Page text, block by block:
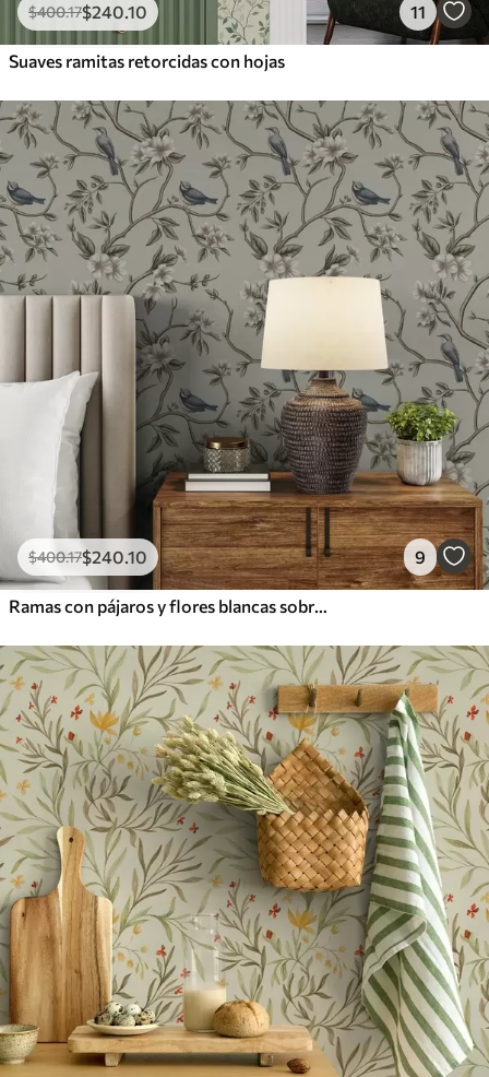
$400.17$240.10 11
Suaves ramitas retorcidas con hojas
$400.17$240.10 9
Ramas con pájaros y flores blancas sobre un fondo delicado